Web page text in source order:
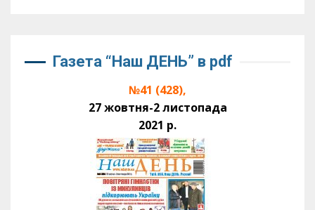
Газета “Наш ДЕНЬ” в pdf
№41 (428),
27 жовтня-2 листопада
2021 р.